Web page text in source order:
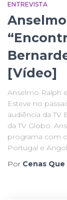
ENTREVISTA
[Vídeo]
Anselmo Ralph
Esteve no
audiência da TV
da TV Globo.
programa com
Portugal e
Por Cenas